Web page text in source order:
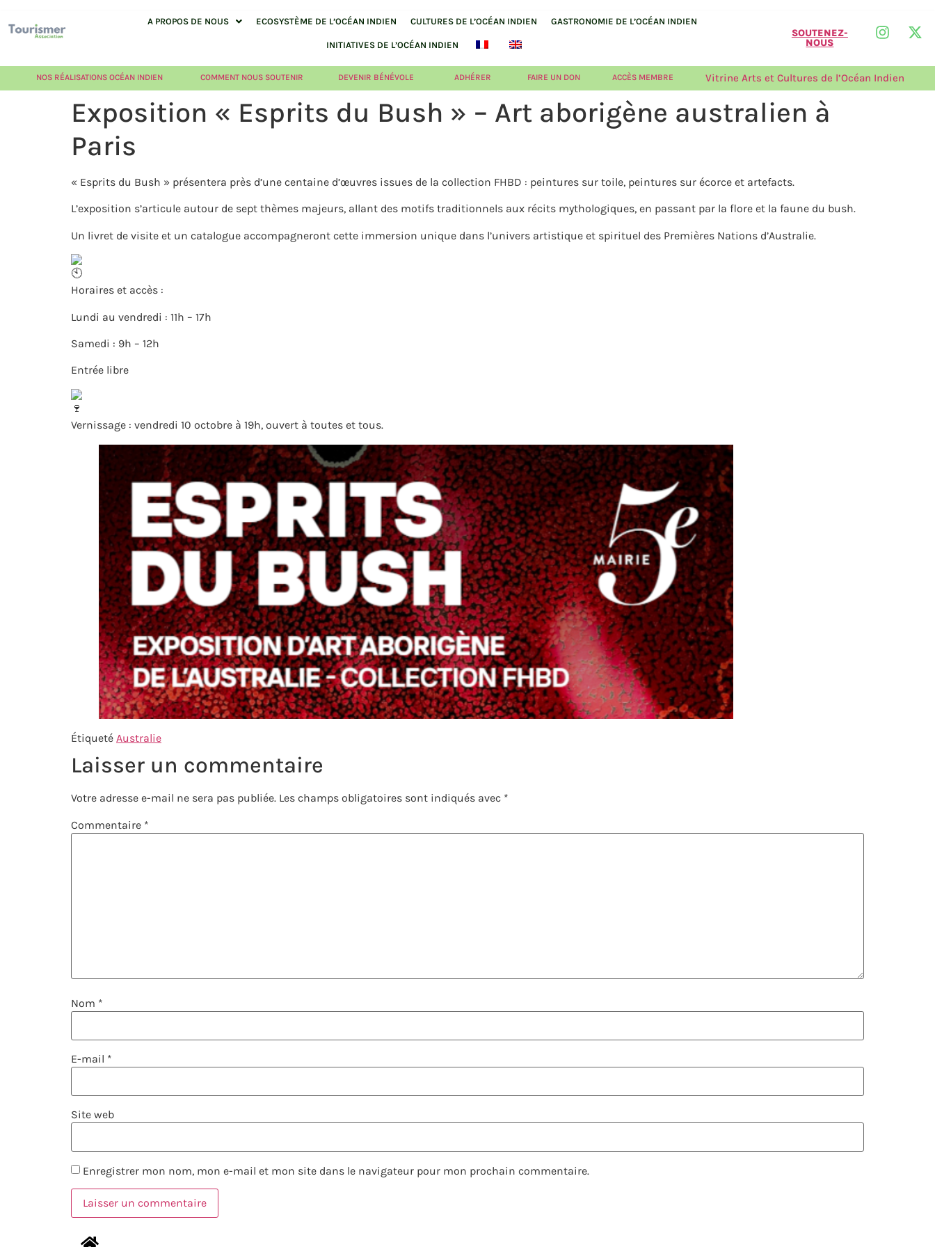
A PROPOS DE NOUS ECOSYSTÈME DE L’OCÉAN INDIEN CULTURES DE L’OCÉAN INDIEN GASTRONOMIE DE L’OCÉAN INDIEN
INITIATIVES DE L’OCÉAN INDIEN
SOUTENEZ-
NOUS
NOS RÉALISATIONS OCÉAN INDIEN COMMENT NOUS SOUTENIR DEVENIR BÉNÉVOLE ADHÉRER FAIRE UN DON ACCÈS MEMBRE Vitrine Arts et Cultures de l’Océan Indien
Exposition « Esprits du Bush » – Art aborigène australien à
Paris
« Esprits du Bush » présentera près d’une centaine d’œuvres issues de la collection FHBD : peintures sur toile, peintures sur écorce et artefacts.
L’exposition s’articule autour de sept thèmes majeurs, allant des motifs traditionnels aux récits mythologiques, en passant par la flore et la faune du bush.
Un livret de visite et un catalogue accompagneront cette immersion unique dans l’univers artistique et spirituel des Premières Nations d’Australie.
Horaires et accès :
Lundi au vendredi : 11h – 17h
Samedi : 9h – 12h
Entrée libre
Vernissage : vendredi 10 octobre à 19h, ouvert à toutes et tous.
Étiqueté Australie
Laisser un commentaire
Votre adresse e-mail ne sera pas publiée. Les champs obligatoires sont indiqués avec *
Commentaire *
Nom *
E-mail *
Site web
Enregistrer mon nom, mon e-mail et mon site dans le navigateur pour mon prochain commentaire.